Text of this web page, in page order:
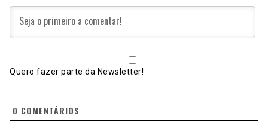
Quero fazer parte da Newsletter!
0 COMENTÁRIOS